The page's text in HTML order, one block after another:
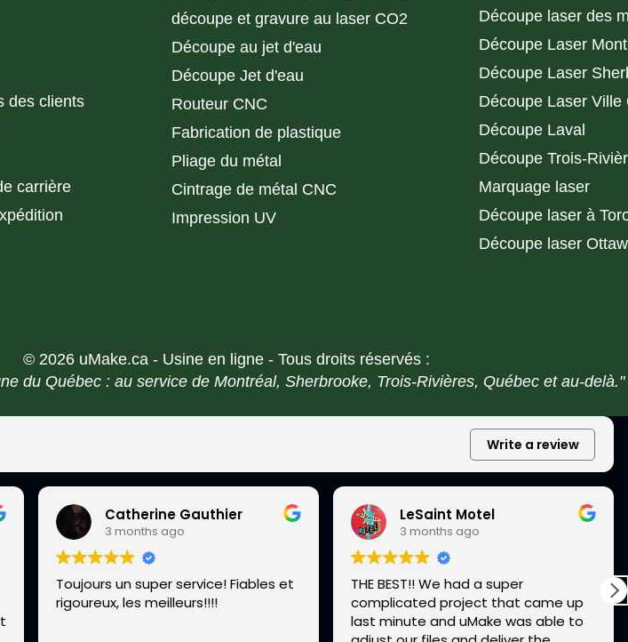
des clients
carrière
© 2026 uMake.ca - Usine en ligne - Tous droits réservés :
du Québec : au service de Montréal, Sherbrooke, Trois-Rivières, Québec et au-delà."
découpe et gravure au laser CO2
Découpe au jet d'eau
Découpe Jet d'eau
Routeur CNC
Fabrication de plastique
Pliage du métal
Cintrage de métal CNC
Impression UV
Découpe laser des
Découpe Laser
Découpe Laser
Découpe Laser Ville
Découpe Laval
Découpe Trois-
Marquage laser
Découpe laser à
Découpe laser
Write a review
Catherine Gauthier
3 months ago
Toujours un super service! Fiables et
rigoureux, les meilleurs!!!!
LeSaint Motel
3 months ago
THE BEST!! We had a super
complicated project that came up
last minute and uMake was able to